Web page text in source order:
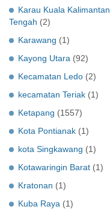
Karau Kuala Kalimantan
Tengah (2)
Karawang (1)
Kayong Utara (92)
Kecamatan Ledo (2)
kecamatan Teriak (1)
Ketapang (1557)
Kota Pontianak (1)
kota Singkawang (1)
Kotawaringin Barat (1)
Kratonan (1)
Kuba Raya (1)